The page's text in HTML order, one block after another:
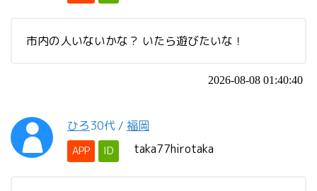
市内の人いないかな？ いたら遊びたいな！
2026-08-08 01:40:40
ひろ30代 / 福岡
APP ID taka77hirotaka